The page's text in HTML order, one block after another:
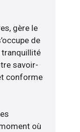
gère le
de
savoir-
conforme
où